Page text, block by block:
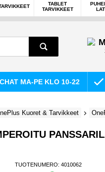
TABLET
TARVIKKEET
MA-PE KLO 10-22
Kuoret & Tarvikkeet
TUOTENUMERO:4010062